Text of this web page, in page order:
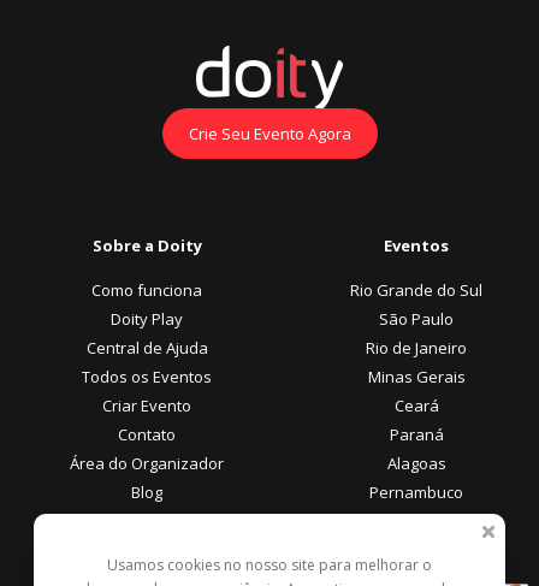
Crie Seu Evento Agora
Sobre a Doity
Como funciona
Doity Play
Central de Ajuda
Todos os Eventos
Criar Evento
Contato
Área do Organizador
Blog
Eventos
Rio Grande do Sul
São Paulo
Rio de Janeiro
Minas Gerais
Ceará
Paraná
Alagoas
Pernambuco
Área do Participante Formas de Pagamento
Usamos cookies no nosso site para melhorar o